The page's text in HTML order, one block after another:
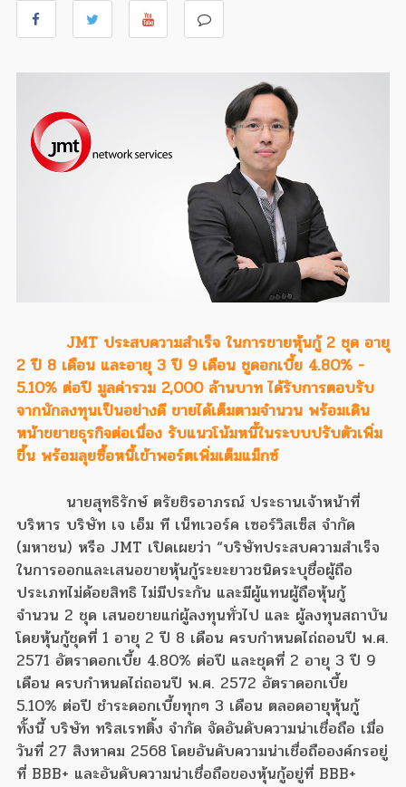
JMT ประสบความสำเร็จ ในการขายหุ้นกู้ 2 ชุด อายุ
2 ปี 8 เดือน และอายุ 3 ปี 9 เดือน ชูดอกเบี้ย 4.80% -
5.10% ต่อปี มูลค่ารวม 2,000 ล้านบาท ได้รับการตอบรับ
จากนักลงทุนเป็นอย่างดี ขายได้เต็มตามจำนวน พร้อมเดิน
หน้าขยายธุรกิจต่อเนื่อง รับแนวโน้มหนี้ในระบบปรับตัวเพิ่ม
ขึ้น พร้อมลุยซื้อหนี้เข้าพอร์ตเพิ่มเต็มแม็กซ์
นายสุทธิรักษ์ ตรัยชิรอาภรณ์ ประธานเจ้าหน้าที่
บริหาร บริษัท เจ เอ็ม ที เน็ทเวอร์ค เซอร์วิสเซ็ส จำกัด
(มหาชน) หรือ JMT เปิดเผยว่า “บริษัทประสบความสำเร็จ
ในการออกและเสนอขายหุ้นกู้ระยะยาวชนิดระบุชื่อผู้ถือ
ประเภทไม่ด้อยสิทธิ ไม่มีประกัน และมีผู้แทนผู้ถือหุ้นกู้
จำนวน 2 ชุด เสนอขายแก่ผู้ลงทุนทั่วไป และ ผู้ลงทุนสถาบัน
โดยหุ้นกู้ชุดที่ 1 อายุ 2 ปี 8 เดือน ครบกำหนดไถ่ถอนปี พ.ศ.
2571 อัตราดอกเบี้ย 4.80% ต่อปี และชุดที่ 2 อายุ 3 ปี 9
เดือน ครบกำหนดไถ่ถอนปี พ.ศ. 2572 อัตราดอกเบี้ย
5.10% ต่อปี ชำระดอกเบี้ยทุกๆ 3 เดือน ตลอดอายุหุ้นกู้
ทั้งนี้ บริษัท ทริสเรทติ้ง จำกัด จัดอันดับความน่าเชื่อถือ เมื่อ
วันที่ 27 สิงหาคม 2568 โดยอันดับความน่าเชื่อถือองค์กรอยู่
ที่ BBB+ และอันดับความน่าเชื่อถือของหุ้นกู้อยู่ที่ BBB+